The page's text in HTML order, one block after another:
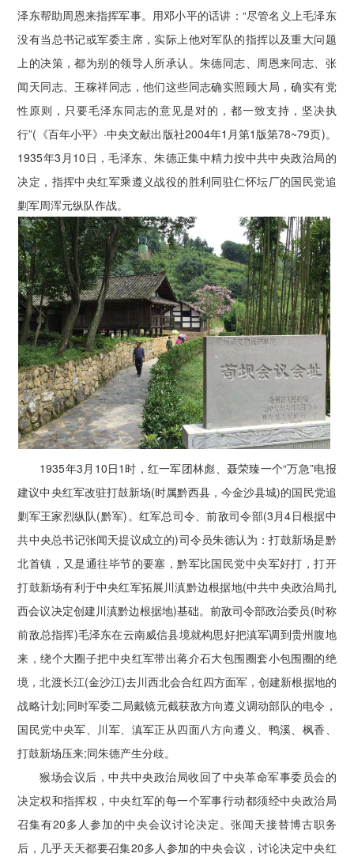
泽东帮助周恩来指挥军事。用邓小平的话讲：“尽管名义上毛泽东
没有当总书记或军委主席，实际上他对军队的指挥以及重大问题
上的决策，都为别的领导人所承认。朱德同志、周恩来同志、张
闻天同志、王稼祥同志，他们这些同志确实照顾大局，确实有党
性原则，只要毛泽东同志的意见是对的，都一致支持，坚决执
行”(《百年小平》·中央文献出版社2004年1月第1版第78~79页)。
1935年3月10日，毛泽东、朱德正集中精力按中共中央政治局的
决定，指挥中央红军乘遵义战役的胜利同驻仁怀坛厂的国民党追
剿军周浑元纵队作战。
1935年3月10日1时，红一军团林彪、聂荣臻一个“万急”电报
建议中央红军改驻打鼓新场(时属黔西县，今金沙县城)的国民党追
剿军王家烈纵队(黔军)。红军总司令、前敌司令部(3月4日根据中
共中央总书记张闻天提议成立的)司令员朱德认为：打鼓新场是黔
北首镇，又是通往毕节的要塞，黔军比国民党中央军好打，打开
打鼓新场有利于中央红军拓展川滇黔边根据地(中共中央政治局扎
西会议决定创建川滇黔边根据地)基础。前敌司令部政治委员(时称
前敌总指挥)毛泽东在云南威信县境就构思好把滇军调到贵州腹地
来，绕个大圈子把中央红军带出蒋介石大包围圈套小包围圈的绝
境，北渡长江(金沙江)去川西北会合红四方面军，创建新根据地的
战略计划;同时军委二局戴镜元截获敌方向遵义调动部队的电令，
国民党中央军、川军、滇军正从四面八方向遵义、鸭溪、枫香、
打鼓新场压来;同朱德产生分歧。
猴场会议后，中共中央政治局收回了中央革命军事委员会的
决定权和指挥权，中央红军的每一个军事行动都须经中央政治局
召集有20多人参加的中央会议讨论决定。张闻天接替博古职务
后，几乎天天都要召集20多人参加的中央会议，讨论决定中央红